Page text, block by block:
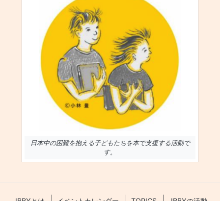
日本中の困難を抱える子どもたちを本で支援する活動で
す。